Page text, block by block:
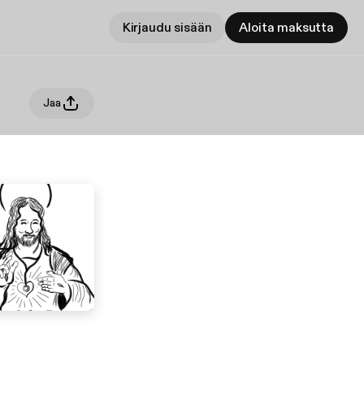
Kirjaudu sisään Aloita maksutta
Jaa